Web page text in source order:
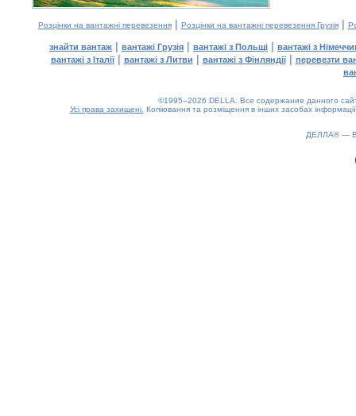
Розцінки на вантажні перевезення| Розцінки на вантажні перевезення Грузія|
знайти вантаж | вантажі Грузія | вантажі з Польщі | вантажі з
вантажі з Італії| вантажі з Литви | вантажі з Фінляндії| перевезти
©1995–2026 DELLA. Все содержание данного
Усі права захищені. Копіювання та розміщення в інших засобах
ДЕЛЛА® —